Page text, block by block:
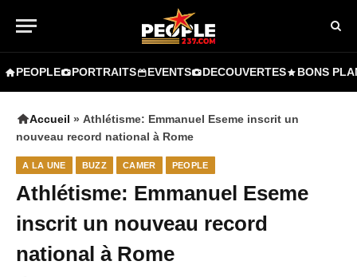
PEOPLE PORTRAITS EVENTS DECOUVERTES BONS
Accueil » Athlétisme: Emmanuel Eseme inscrit un
nouveau record national à Rome
A LA UNE BUZZ CAMER PEOPLE
Athlétisme: Emmanuel Eseme
inscrit un nouveau record
national à Rome